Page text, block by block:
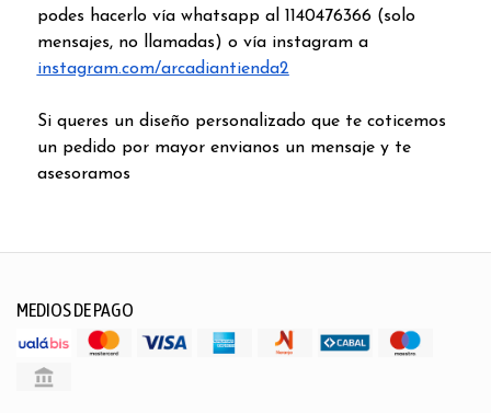
podes hacerlo vía whatsapp al 1140476366 (solo
mensajes, no llamadas) o vía instagram a
instagram.com/arcadiantienda2
Si queres un diseño personalizado que te coticemos
un pedido por mayor envianos un mensaje y te
asesoramos
MEDIOS DE PAGO